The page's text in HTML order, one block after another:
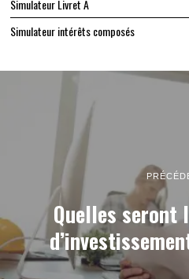
Simulateur Livret A
Simulateur intérêts composés
Quelles seront